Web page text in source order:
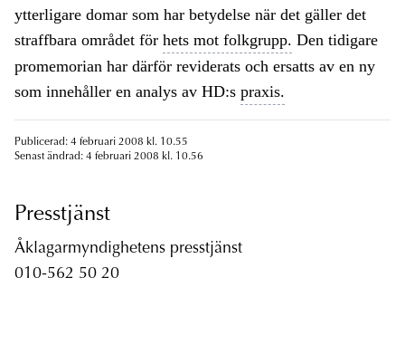
ytterligare domar som har betydelse när det gäller det
straffbara området för hets mot folkgrupp. Den tidigare
promemorian har därför reviderats och ersatts av en ny
som innehåller en analys av HD:s praxis.
Publicerad: 4 februari 2008 kl. 10.55
Senast ändrad: 4 februari 2008 kl. 10.56
Presstjänst
Åklagarmyndighetens presstjänst
010-562 50 20